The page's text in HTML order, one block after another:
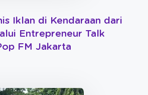
Iklan di Kendaraan dari
Entrepreneur Talk
FM Jakarta